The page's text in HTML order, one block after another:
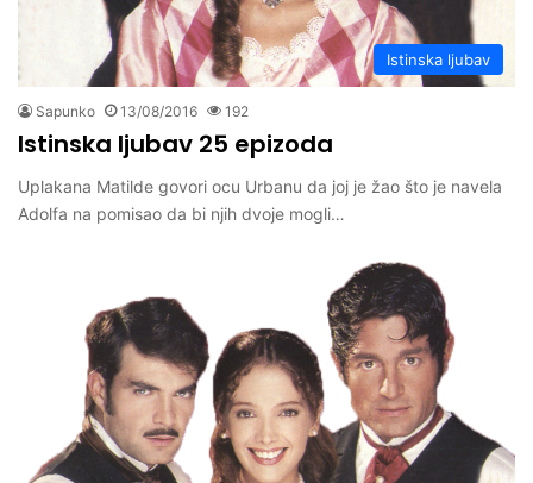
Istinska ljubav
Sapunko 13/08/2016 192
Istinska ljubav 25 epizoda
Uplakana Matilde govori ocu Urbanu da joj je žao što je navela
Adolfa na pomisao da bi njih dvoje mogli…